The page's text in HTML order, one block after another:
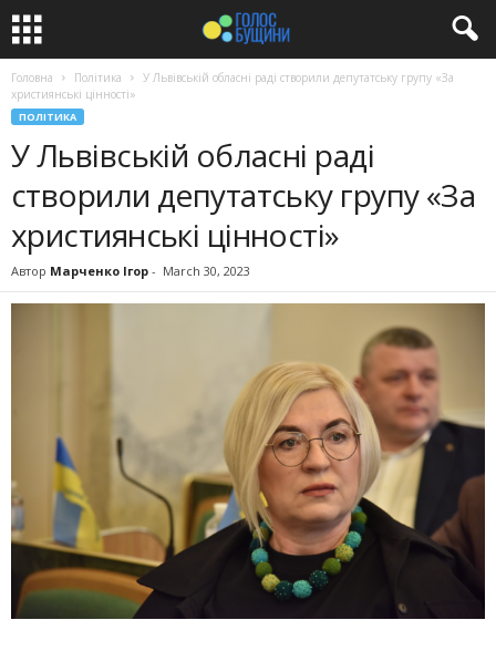
Головна Політика
У Львівській обласні раді створили депутатську групу «За
християнські цінності»
ПОЛІТИКА
У Львівській обласні раді
створили депутатську групу «За
християнські цінності»
Автор Марченко Ігор - March 30, 2023